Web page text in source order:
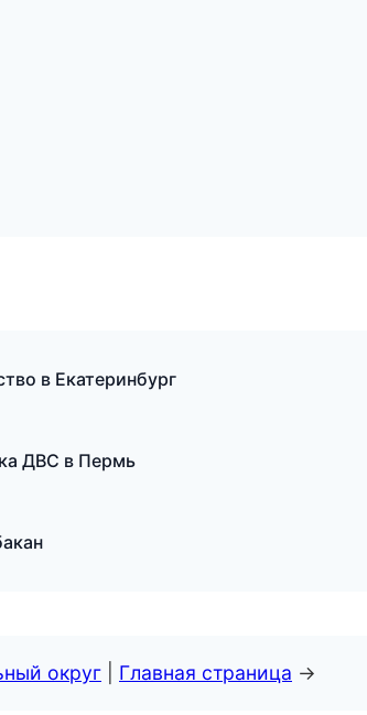
в Екатеринбург
ДВС в Пермь
округ Главная страница →